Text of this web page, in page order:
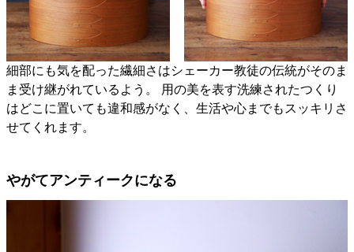
細部にも気を配った繊細さはシェーカー教徒の伝統がそのま
ま受け継がれているよう。 用の美を表す洗練されたつくり
はどこに置いても違和感がなく、生活や心までもスッキリさ
せてくれます。
やがてアンティークになる